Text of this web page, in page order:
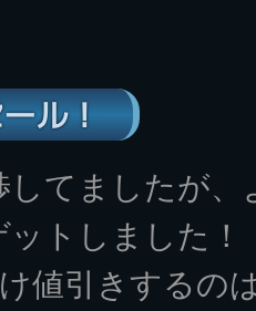
ル！
してましたが
トしました！
値引きするの